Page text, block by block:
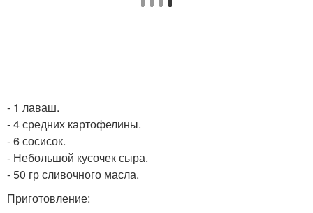
- 1 лаваш.
- 4 средних картофелины.
- 6 сосисок.
- Небольшой кусочек сыра.
- 50 гр сливочного масла.
Приготовление: